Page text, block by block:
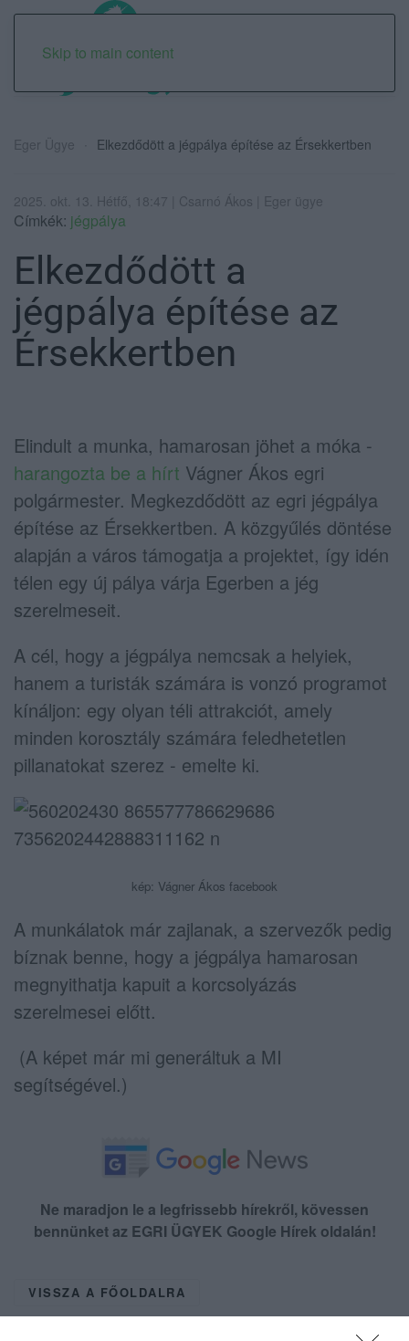
Skip to main content
Eger Ügye Elkezdődött a jégpálya építése az Érsekkertben
2025. okt. 13. Hétfő, 18:47 | Csarnó Ákos | Eger ügye
Címkék: jégpálya
Elkezdődött a
jégpálya építése az
Érsekkertben
Elindult a munka, hamarosan jöhet a móka -
harangozta be a hírt Vágner Ákos egri
polgármester. Megkezdődött az egri jégpálya
építése az Érsekkertben. A közgyűlés döntése
alapján a város támogatja a projektet, így idén
télen egy új pálya várja Egerben a jég
szerelmeseit.
A cél, hogy a jégpálya nemcsak a helyiek,
hanem a turisták számára is vonzó programot
kínáljon: egy olyan téli attrakciót, amely
minden korosztály számára feledhetetlen
pillanatokat szerez - emelte ki.
kép: Vágner Ákos facebook
A munkálatok már zajlanak, a szervezők pedig
bíznak benne, hogy a jégpálya hamarosan
megnyithatja kapuit a korcsolyázás
szerelmesei előtt.
(A képet már mi generáltuk a MI
segítségével.)
Ne maradjon le a legfrissebb hírekről, kövessen
bennünket az EGRI ÜGYEK Google Hírek oldalán!
VISSZA A FŐOLDALRA